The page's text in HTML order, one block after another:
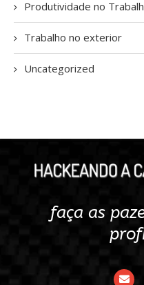
Produtividade no
Trabalho no exterior
Uncategorized
faça as